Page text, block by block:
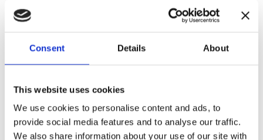
Consent Details About
This website uses cookies
We use cookies to personalise content and ads, to
provide social media features and to analyse our traffic.
We also share information about your use of our site with